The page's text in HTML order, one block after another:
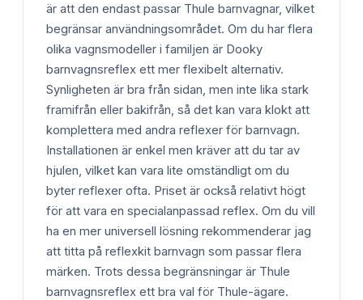
är att den endast passar Thule barnvagnar, vilket
begränsar användningsområdet. Om du har flera
olika vagnsmodeller i familjen är Dooky
barnvagnsreflex ett mer flexibelt alternativ.
Synligheten är bra från sidan, men inte lika stark
framifrån eller bakifrån, så det kan vara klokt att
komplettera med andra reflexer för barnvagn.
Installationen är enkel men kräver att du tar av
hjulen, vilket kan vara lite omständligt om du
byter reflexer ofta. Priset är också relativt högt
för att vara en specialanpassad reflex. Om du vill
ha en mer universell lösning rekommenderar jag
att titta på reflexkit barnvagn som passar flera
märken. Trots dessa begränsningar är Thule
barnvagnsreflex ett bra val för Thule-ägare.